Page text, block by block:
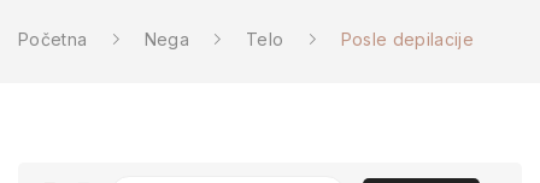
Početna Nega Telo Posle depilacije